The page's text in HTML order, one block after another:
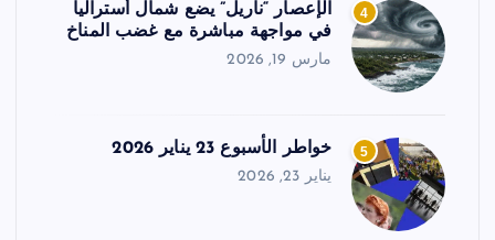
4
الإعصار “ناريل” يضع شمال أستراليا
في مواجهة مباشرة مع غضب المناخ
مارس 19, 2026
5 خواطر الأسبوع 23 يناير 2026
يناير 23, 2026